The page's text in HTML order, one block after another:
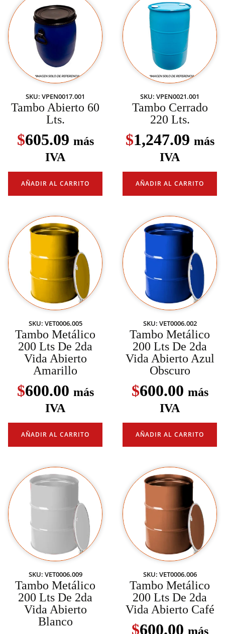
SKU: VPEN0017.001
Tambo Abierto 60
Lts.
$605.09 más
IVA
AÑADIR AL CARRITO
SKU: VPEN0021.001
Tambo Cerrado
220 Lts.
$1,247.09 más
IVA
AÑADIR AL CARRITO
SKU: VET0006.005
Tambo Metálico
200 Lts De 2da
Vida Abierto
Amarillo
$600.00 más
IVA
AÑADIR AL CARRITO
SKU: VET0006.002
Tambo Metálico
200 Lts De 2da
Vida Abierto Azul
Obscuro
$600.00 más
IVA
AÑADIR AL CARRITO
SKU: VET0006.009
Tambo Metálico
200 Lts De 2da
Vida Abierto
Blanco
SKU: VET0006.006
Tambo Metálico
200 Lts De 2da
Vida Abierto Café
$600.00 más